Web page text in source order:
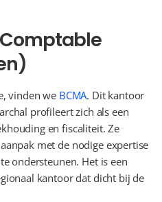
vinden we BCMA. Dit kantoor
profileert zich als een
en fiscaliteit. Ze
met de nodige expertise
ondersteunen. Het is een
kantoor dat dicht bij de